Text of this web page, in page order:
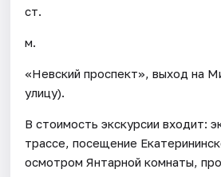
ст.
м.
«Невский проспект», выход на
улицу).
В стоимость экскурсии входит:
трассе, посещение
осмотром Янтарной комнаты,